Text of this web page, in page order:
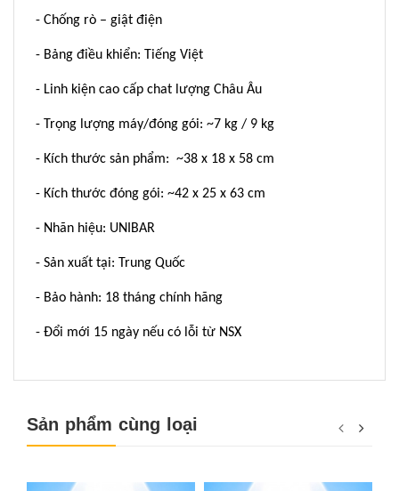
- Chống rò – giật điện
- Bảng điều khiển: Tiếng Việt
- Linh kiện cao cấp chat lượng Châu Âu
- Trọng lượng máy/đóng gói: ~7 kg / 9 kg
- Kích thước sản phẩm: ~38 x 18 x 58 cm
- Kích thước đóng gói: ~42 x 25 x 63 cm
- Nhãn hiệu: UNIBAR
- Sản xuất tại: Trung Quốc
- Bảo hành: 18 tháng chính hãng
- Đổi mới 15 ngày nếu có lỗi từ NSX
Sản phẩm cùng loại